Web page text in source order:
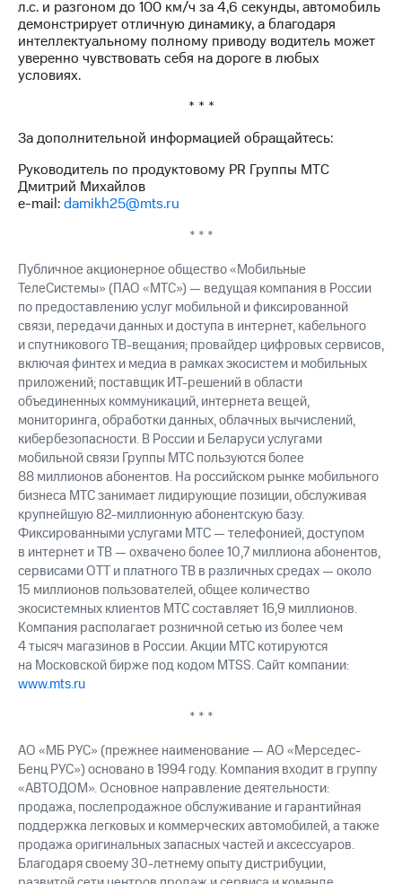
л.с. и разгоном до 100 км/ч за 4,6 секунды, автомобиль
демонстрирует отличную динамику, а благодаря
интеллектуальному полному приводу водитель может
уверенно чувствовать себя на дороге в любых
условиях.
* * *
За дополнительной информацией обращайтесь:
Руководитель по продуктовому PR Группы МТС
Дмитрий Михайлов
e-mail:damikh25@mts.ru
* * *
Публичное акционерное общество «Мобильные
ТелеСистемы» (ПАО «МТС») — ведущая компания в России
по предоставлению услуг мобильной и фиксированной
связи, передачи данных и доступа в интернет, кабельного
и спутникового ТВ-вещания; провайдер цифровых сервисов,
включая финтех и медиа в рамках экосистем и мобильных
приложений; поставщик ИТ-решений в области
объединенных коммуникаций, интернета вещей,
мониторинга, обработки данных, облачных вычислений,
кибербезопасности. В России и Беларуси услугами
мобильной связи Группы МТС пользуются более
88 миллионов абонентов. На российском рынке мобильного
бизнеса МТС занимает лидирующие позиции, обслуживая
крупнейшую 82-миллионную абонентскую базу.
Фиксированными услугами МТС — телефонией, доступом
в интернет и ТВ — охвачено более 10,7 миллиона абонентов,
сервисами OTT и платного ТВ в различных средах — около
15 миллионов пользователей, общее количество
экосистемных клиентов МТС составляет 16,9 миллионов.
Компания располагает розничной сетью из более чем
4 тысяч магазинов в России. Акции МТС котируются
на Московской бирже под кодом MTSS. Сайт компании:
www.mts.ru
* * *
АО «МБ РУС» (прежнее наименование — AO «Мерседес-
Бенц PУC») основано в 1994 году. Компания входит в группу
«АВТОДОМ». Основное направление деятельности:
продажа, послепродажное обслуживание и гарантийная
поддержка легковых и коммерческих автомобилей, а также
продажа оригинальных запасных частей и аксессуаров.
Благодаря своему 30-летнему опыту дистрибуции,